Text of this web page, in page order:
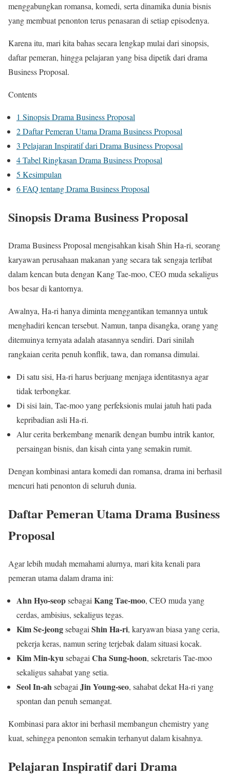
menggabungkan romansa, komedi, serta dinamika dunia bisnis
yang membuat penonton terus penasaran di setiap episodenya.
Karena itu, mari kita bahas secara lengkap mulai dari sinopsis,
daftar pemeran, hingga pelajaran yang bisa dipetik dari drama
Business Proposal.
Contents
1 Sinopsis Drama Business Proposal
2Daftar Pemeran Utama Drama Business Proposal
3 Pelajaran Inspiratif dari Drama Business Proposal
4Tabel Ringkasan Drama Business Proposal
5 Kesimpulan
6FAQ tentang Drama Business Proposal
Sinopsis Drama Business Proposal
Drama Business Proposal mengisahkan kisah Shin Ha-ri, seorang
karyawan perusahaan makanan yang secara tak sengaja terlibat
dalam kencan buta dengan Kang Tae-moo, CEO muda sekaligus
bos besar di kantornya.
Awalnya, Ha-ri hanya diminta menggantikan temannya untuk
menghadiri kencan tersebut. Namun, tanpa disangka, orang yang
ditemuinya ternyata adalah atasannya sendiri. Dari sinilah
rangkaian cerita penuh konflik, tawa, dan romansa dimulai.
Di satu sisi, Ha-ri harus berjuang menjaga identitasnya agar
tidak terbongkar.
Di sisi lain, Tae-moo yang perfeksionis mulai jatuh hati pada
kepribadian asli Ha-ri.
Alur cerita berkembang menarik dengan bumbu intrik kantor,
persaingan bisnis, dan kisah cinta yang semakin rumit.
Dengan kombinasi antara komedi dan romansa, drama ini berhasil
mencuri hati penonton di seluruh dunia.
Daftar Pemeran Utama Drama Business
Proposal
Agar lebih mudah memahami alurnya, mari kita kenali para
pemeran utama dalam drama ini:
Ahn Hyo-seopsebagai Kang Tae-moo, CEO muda yang
cerdas, ambisius, sekaligus tegas.
Kim Se-jeongsebagai Shin Ha-ri, karyawan biasa yang ceria,
pekerja keras, namun sering terjebak dalam situasi kocak.
Kim Min-kyusebagai Cha Sung-hoon, sekretaris Tae-moo
sekaligus sahabat yang setia.
Seol In-ahsebagai Jin Young-seo, sahabat dekat Ha-ri yang
spontan dan penuh semangat.
Kombinasi para aktor ini berhasil membangun chemistry yang
kuat, sehingga penonton semakin terhanyut dalam kisahnya.
Pelajaran Inspiratif dari Drama